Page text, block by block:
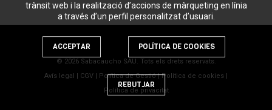
trànsit web i la realització d’accions de màrqueting en línia
a través d’un perfil personalitzat d’usuari.
ACCEPTAR POLÍTICA DE COOKIES
REBUTJAR
© 2026 Sabacaucho SAU. Tots els drets reservats.
Avís legal | CGV | Política de Gestió|Política de cookies |
Política de privacitat